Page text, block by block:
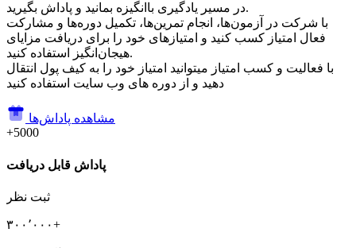
در مسیر یادگیری باانگیزه بمانید و پاداش بگیرید.
با شرکت در آزمون‌ها، انجام تمرین‌ها، تکمیل دوره‌ها و مشارکت
فعال امتیاز کسب کنید و امتیازهای خود را برای دریافت مزایای
هیجان‌انگیز استفاده کنید.
با فعالیت و کسب امتیاز میتوانید امتیاز خود را به کیف پول انتقال
دهید و از دوره های وب سایت استفاده کنید
مشاهده پاداش‌ها
+5000
پاداش قابل دریافت
ثبت نظر
۳۰۰٬۰۰۰+